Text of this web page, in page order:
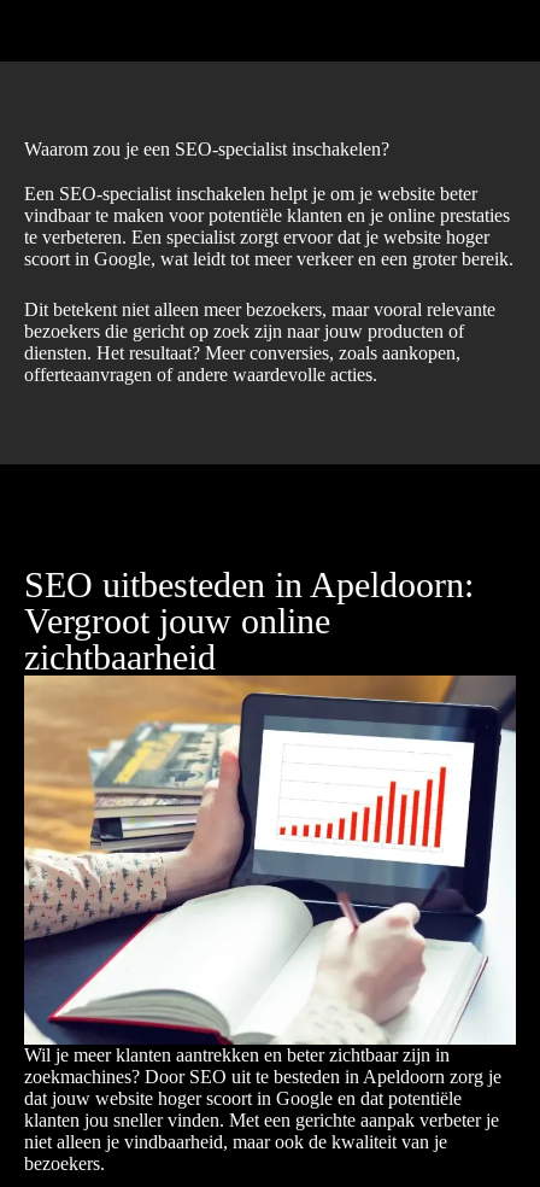
Waarom zou je een SEO-specialist inschakelen?
Een SEO-specialist inschakelen helpt je om je website beter
vindbaar te maken voor potentiële klanten en je online prestaties
te verbeteren. Een specialist zorgt ervoor dat je website hoger
scoort in Google, wat leidt tot meer verkeer en een groter bereik.
Dit betekent niet alleen meer bezoekers, maar vooral relevante
bezoekers die gericht op zoek zijn naar jouw producten of
diensten. Het resultaat? Meer conversies, zoals aankopen,
offerteaanvragen of andere waardevolle acties.
SEO uitbesteden in Apeldoorn:
Vergroot jouw online
zichtbaarheid
Wil je meer klanten aantrekken en beter zichtbaar zijn in
zoekmachines? Door SEO uit te besteden in Apeldoorn zorg je
dat jouw website hoger scoort in Google en dat potentiële
klanten jou sneller vinden. Met een gerichte aanpak verbeter je
niet alleen je vindbaarheid, maar ook de kwaliteit van je
bezoekers.